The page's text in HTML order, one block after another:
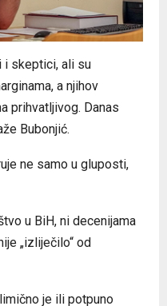
i skeptici, ali su
a njihov
prihvatljivog. Danas
Bubonjić.
ne samo u gluposti,
u BiH, ni decenijama
„izliječilo“ od
je ili potpuno